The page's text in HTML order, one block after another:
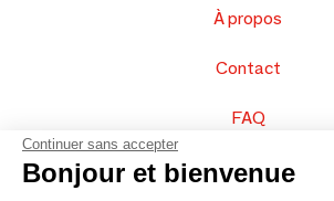
À propos
Contact
FAQ
Vendez vos produits
Continuer sans accepter
Bonjour et bienvenue